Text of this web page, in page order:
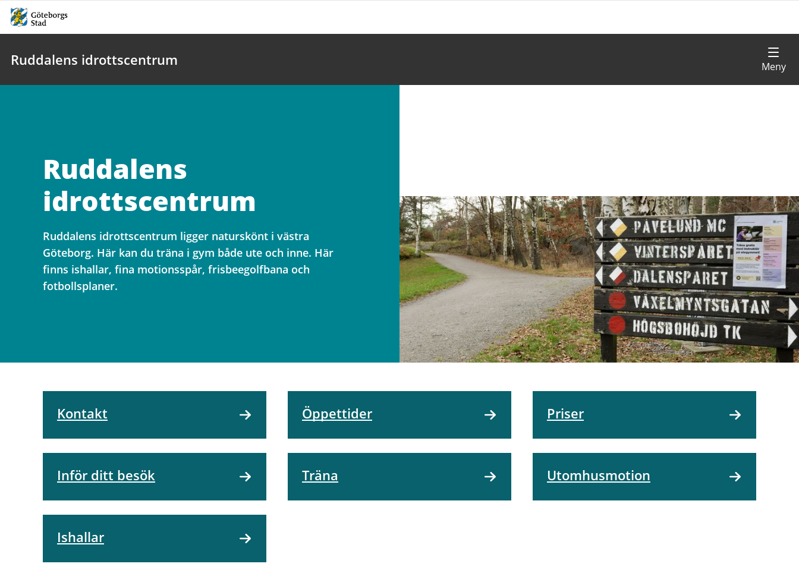
Ruddalens idrottscentrum
Ruddalens
idrottscentrum
Ruddalens idrottscentrum ligger naturskönt i västra
Göteborg. Här kan du träna i gym både ute och inne. Här
finns ishallar, fina motionsspår, frisbeegolfbana och
fotbollsplaner.
Kontakt Öppettider Priser
Inför ditt besök Träna Utomhusmotion
Ishallar